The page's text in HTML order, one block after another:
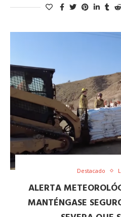
Destacado
ALERTA
MANTÉNGASE